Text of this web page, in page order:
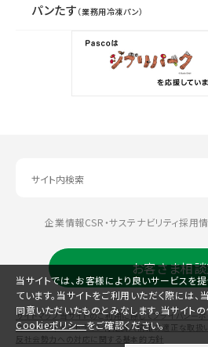
パンたす （業務用冷凍パン）
企業情報CSR・サステナビリティ採用
お客さま相
サイトマップ当サイトのご利用に際してプライバシー
コミュニティガイドライン特定個人情報の適正な取扱
反社会勢力への対応に関する基本的方針
当サイトでは、お客様により良いサービスを
ています。当サイトをご利用いただく際には
同意いただいたものとみなします。当サイト
Cookieポリシーをご確認ください。